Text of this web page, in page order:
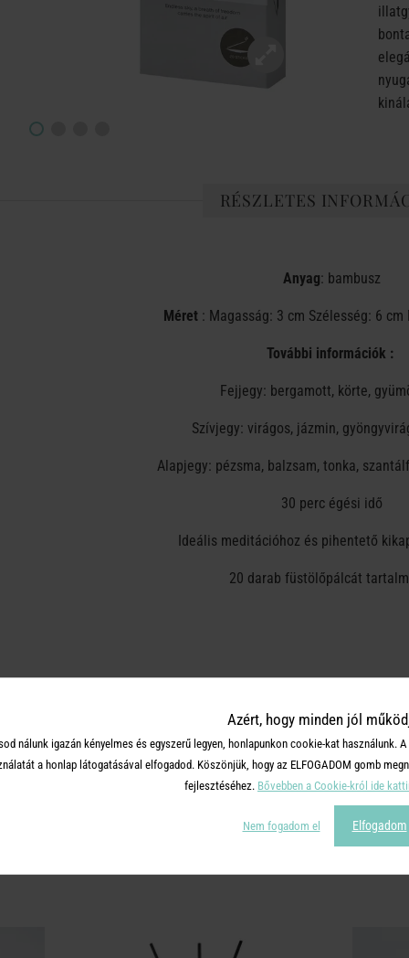
RÉSZLETES
Anyag: bambusz
Méret : Magasság: 3 cm Szélesség: 6 cm
További információk :
Fejjegy: bergamott, körte,
Szívjegy: virágos, jázmin,
Alapjegy: pézsma, balzsam, tonka,
30 perc égési idő
Ideális meditációhoz és pihentető
20 darab füstölőpálcát
OSZD MEG
A TERMÉKCSALÁD
Azért, hogy minden jól
nálunk igazán kényelmes és egyszerű legyen, honlapunkon cookie-kat
a honlap látogatásával elfogadod. Köszönjük, hogy az ELFOGADOM gomb
fejlesztéséhez. Bővebben a Cookie-król ide
Nem fogadom el Elfogadom